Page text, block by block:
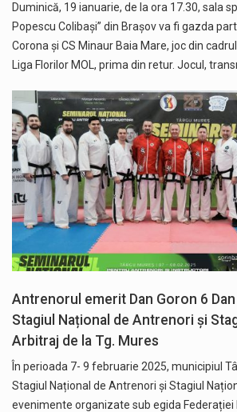
Duminică, 19 ianuarie, de la ora 17.30, sala
Popescu Colibași” din Brașov va fi gazda
Corona și CS Minaur Baia Mare, joc din
Liga Florilor MOL, prima din retur. Jocul,
Antrenorul emerit Dan Goron 6
Stagiul Național de Antrenori și
Arbitraj de la Tg. Mures
În perioada 7- 9 februarie 2025, municipiul
Stagiul Național de Antrenori și Stagiul
evenimente organizate sub egida Federației